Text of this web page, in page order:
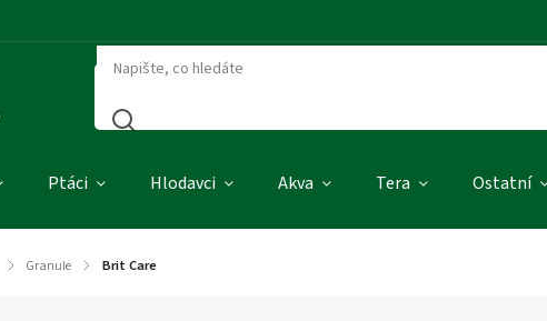
Ptáci Hlodavci Akva Tera Ostatní
/ Granule / Brit Care